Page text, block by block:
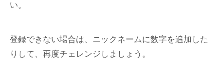
い。
登録できない場合は、ニックネームに数字を追加した
りして、再度チェレンジしましょう。